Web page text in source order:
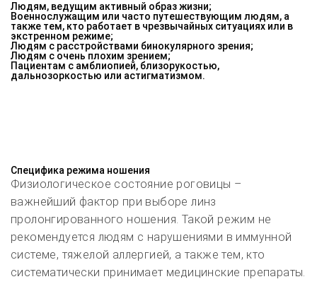
Людям, ведущим активный образ жизни;
Военнослужащим или часто путешествующим людям, а
также тем, кто работает в чрезвычайных ситуациях или в
экстренном режиме;
Людям с расстройствами бинокулярного зрения;
Людям с очень плохим зрением;
Пациентам с амблиопией, близорукостью,
дальнозоркостью или астигматизмом.
Специфика режима ношения
Физиологическое состояние роговицы –
важнейший фактор при выборе линз
пролонгированного ношения. Такой режим не
рекомендуется людям с нарушениями в иммунной
системе, тяжелой аллергией, а также тем, кто
систематически принимает медицинские препараты.